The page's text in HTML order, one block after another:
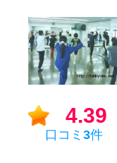
4.39
口コミ 3件